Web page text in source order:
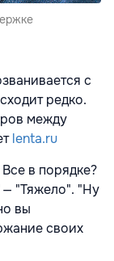
с
редко.
между
lenta.ru
в порядке?
"Тяжело". "Ну
вы
своих